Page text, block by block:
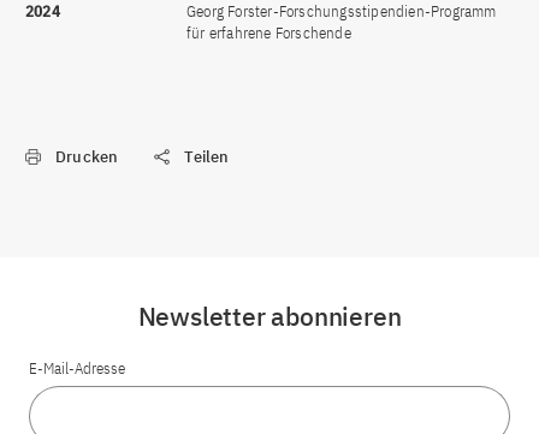
2024
Georg Forster-Forschungsstipendien-Programm
für erfahrene Forschende
Drucken Teilen
Newsletter abonnieren
E-Mail-Adresse